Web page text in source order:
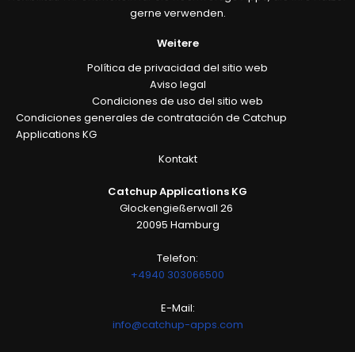
gerne verwenden.
Weitere
Política de privacidad del sitio web
Aviso legal
Condiciones de uso del sitio web
Condiciones generales de contratación de Catchup
Applications KG
Kontakt
Catchup Applications KG
Glockengießerwall 26
20095 Hamburg
Telefon:
+4940 303066500
E-Mail:
info@catchup-apps.com